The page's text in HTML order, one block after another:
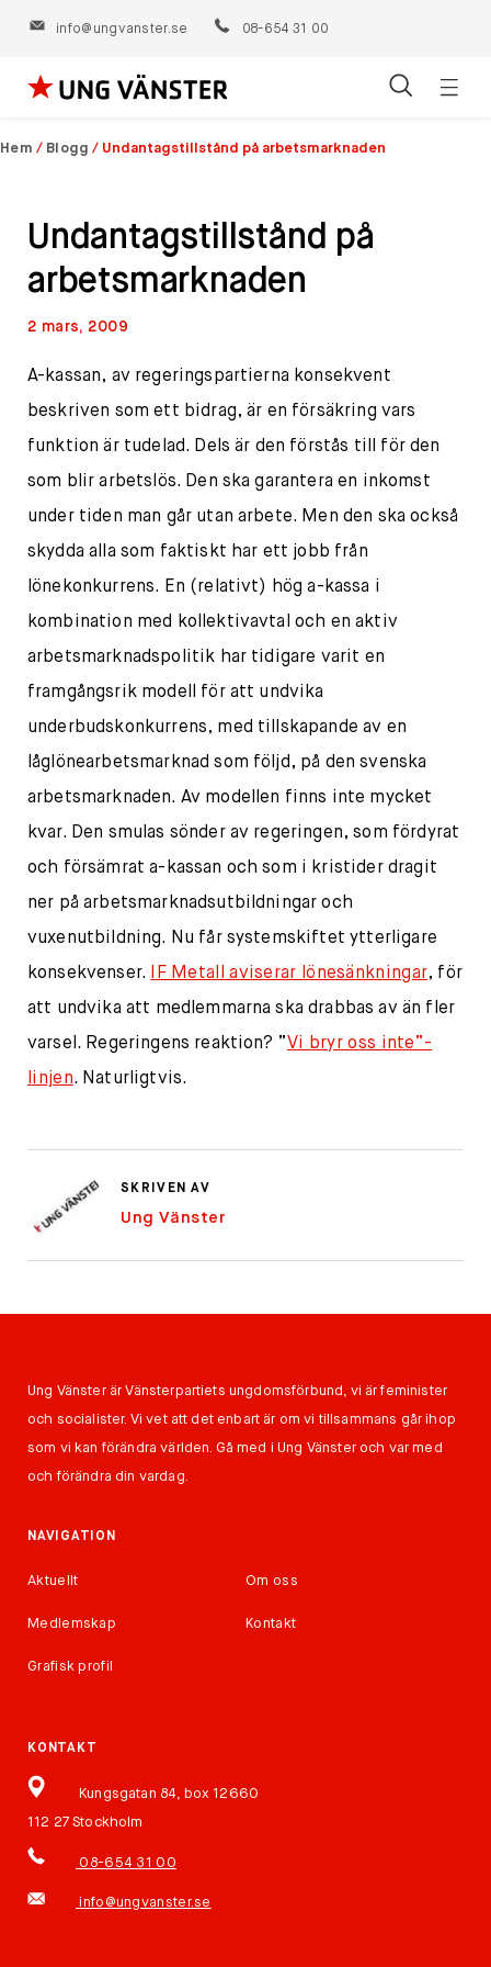
info@ungvanster.se 08-654 31 00
Hoppa
till
Hem / Blogg / Undantagstillstånd på arbetsmarknaden
Undantagstillstånd på
arbetsmarknaden
2 mars, 2009
A-kassan, av regeringspartierna konsekvent
beskriven som ett bidrag, är en försäkring vars
funktion är tudelad. Dels är den förstås till för den
som blir arbetslös. Den ska garantera en inkomst
under tiden man går utan arbete. Men den ska också
skydda alla som faktiskt har ett jobb från
lönekonkurrens. En (relativt) hög a-kassa i
kombination med kollektivavtal och en aktiv
arbetsmarknadspolitik har tidigare varit en
framgångsrik modell för att undvika
underbudskonkurrens, med tillskapande av en
låglönearbetsmarknad som följd, på den svenska
arbetsmarknaden. Av modellen finns inte mycket
kvar. Den smulas sönder av regeringen, som fördyrat
och försämrat a-kassan och som i kristider dragit
ner på arbetsmarknadsutbildningar och
vuxenutbildning. Nu får systemskiftet ytterligare
konsekvenser.
IF Metall aviserar lönesänkningar, för
att undvika att medlemmarna ska drabbas av än fler
varsel. Regeringens reaktion? ”Vi bryr oss inte”-
linjen. Naturligtvis.
SKRIVEN AV
Ung Vänster
Ung Vänster är Vänsterpartiets ungdomsförbund, vi är feminister
och socialister. Vi vet att det enbart är om vi tillsammans går ihop
som vi kan förändra världen. Gå med i Ung Vänster och var med
och förändra din vardag.
NAVIGATION
Aktuellt Om oss
Medlemskap Kontakt
Grafisk profil
KONTAKT
Kungsgatan 84, box 12660
112 27 Stockholm
08-654 31 00
info@ungvanster.se